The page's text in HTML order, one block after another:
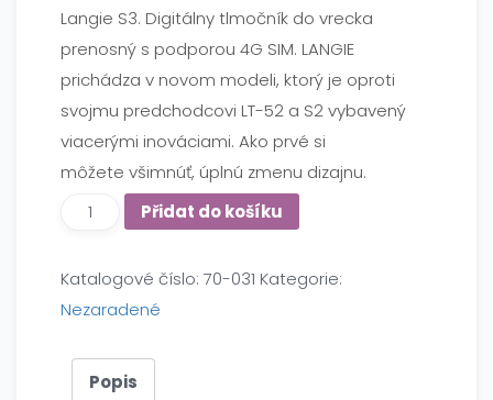
Langie S3. Digitálny tlmočník do vrecka
prenosný s podporou 4G SIM. LANGIE
prichádza v novom modeli, ktorý je oproti
svojmu predchodcovi LT-52 a S2 vybavený
viacerými inováciami. Ako prvé si
môžete všimnúť, úplnú zmenu dizajnu.
Přidat do košíku
Katalogové číslo: 70-031 Kategorie:
Nezaradené
Popis